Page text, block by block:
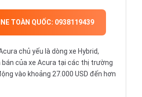
TOÀN QUỐC: 0938119439
chủ yếu là dòng xe Hybrid,
bán của xe Acura tại các thị trường
vào khoảng 27.000 USD đến hơn